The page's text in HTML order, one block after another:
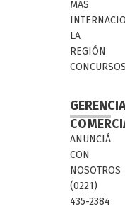
MÁS
LA
REGIÓN
ANUNCIÁ
CON
NOSOTROS
(0221)
435-2384